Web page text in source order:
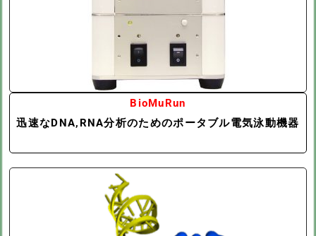
BioMuRun
迅速なDNA,RNA分析のためのポータブル電気泳動機器